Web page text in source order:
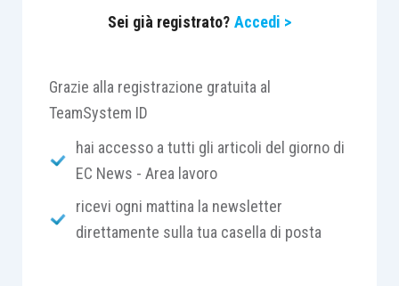
ha valutato la legittimità del licenziamento,
affidati al dipendente licenziato.
Sei già registrato? Accedi >
Grazie alla registrazione gratuita al
TeamSystem ID
hai accesso a tutti gli articoli del giorno di
EC News - Area lavoro
ricevi ogni mattina la newsletter
direttamente sulla tua casella di posta